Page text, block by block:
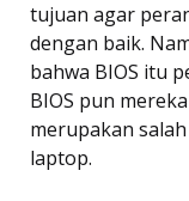
tujuan agar
dengan baik.
bahwa BIOS itu
BIOS pun
merupakan
laptop.